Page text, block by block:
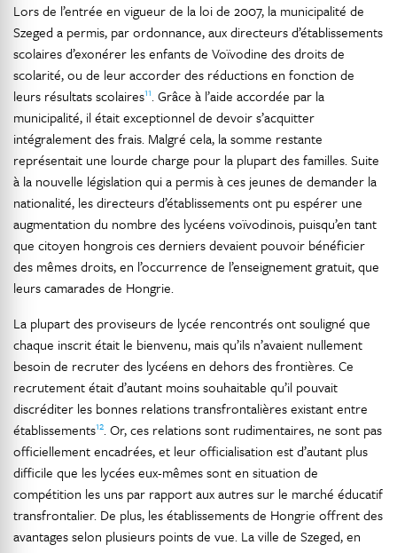
Lors de l’entrée en vigueur de la loi de 2007, la municipalité de
Szeged a permis, par ordonnance, aux directeurs d’établissements
scolaires d’exonérer les enfants de Voïvodine des droits de
scolarité, ou de leur accorder des réductions en fonction de
leurs résultats scolaires11. Grâce à l’aide accordée par la
municipalité, il était exceptionnel de devoir s’acquitter
intégralement des frais. Malgré cela, la somme restante
représentait une lourde charge pour la plupart des familles. Suite
à la nouvelle législation qui a permis à ces jeunes de demander la
nationalité, les directeurs d’établissements ont pu espérer une
augmentation du nombre des lycéens voïvodinois, puisqu’en tant
que citoyen hongrois ces derniers devaient pouvoir bénéficier
des mêmes droits, en l’occurrence de l’enseignement gratuit, que
leurs camarades de Hongrie.
La plupart des proviseurs de lycée rencontrés ont souligné que
chaque inscrit était le bienvenu, mais qu’ils n’avaient nullement
besoin de recruter des lycéens en dehors des frontières. Ce
recrutement était d’autant moins souhaitable qu’il pouvait
discréditer les bonnes relations transfrontalières existant entre
établissements12. Or, ces relations sont rudimentaires, ne sont pas
officiellement encadrées, et leur officialisation est d’autant plus
difficile que les lycées eux-mêmes sont en situation de
compétition les uns par rapport aux autres sur le marché éducatif
transfrontalier. De plus, les établissements de Hongrie offrent des
avantages selon plusieurs points de vue. La ville de Szeged, en